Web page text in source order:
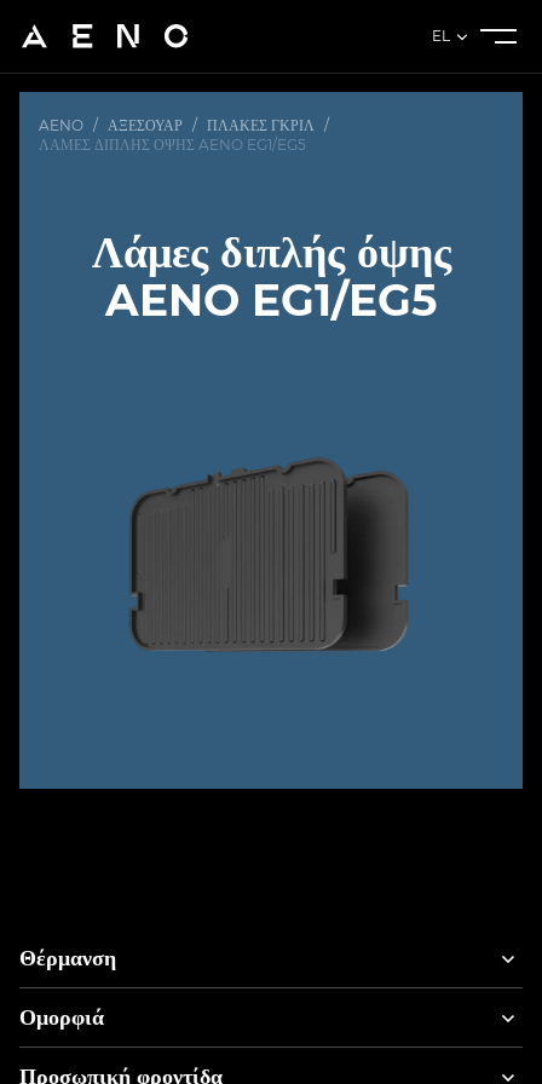
EL
AENO / ΑΞΕΣΟΥΆΡ / ΠΛΆΚΕΣ ΓΚΡΙΛ /
ΛΆΜΕΣ ΔΙΠΛΉΣ ΌΨΗΣ AENO EG1/EG5
Λάμες διπλής όψης
AENO EG1/EG5
Θέρμανση
Ομορφιά
Προσωπική φροντίδα